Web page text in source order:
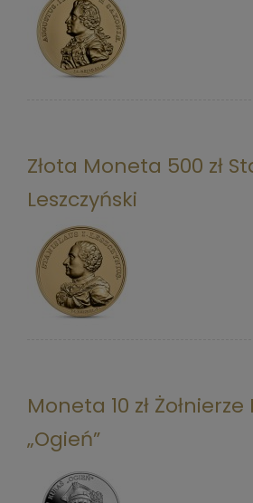
Złota Moneta 500 zł
Leszczyński
Moneta 10 zł
„Ogień”